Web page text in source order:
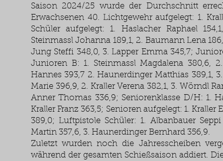
Saison 2024/25 wurde der Durchschnitt
Erwachsenen 40. Lichtgewehr aufgelegt: 1.
Schüler aufgelegt: 1. Haslacher Raphael
Steinmassl Johanna 189,1, 2. Baumann Lena
Jung Steffi 348,0, 3. Lapper Emma 345,7;
Junioren B: 1. Steinmassl Magdalena 380,6,
Hannes 393,7 2. Haunerdinger Matthias 389,1,
Marie 396,9, 2. Kraller Verena 382,1, 3. Wörndl
Anner Thomas 336,9; Seniorenklasse D/H: 1.
Kraller Franz 363,5; Senioren aufgelegt: 1.
389,0; Luftpistole Schüler: 1. Albanbauer
Martin 357,6, 3. Haunerdinger Bernhard 356,9.
Zuletzt wurden noch die Jahresscheiben
während der gesamten Schießsaison addiert.